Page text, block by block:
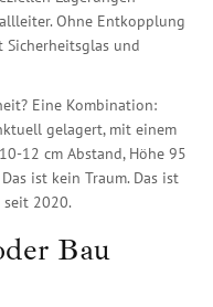
Ohne Entkopplung
Sicherheitsglas und
Eine Kombination:
gelagert, mit einem
12 cm Abstand, Höhe 95
ist kein Traum. Das ist
2020.
Bau